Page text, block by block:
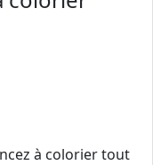
à colorier tout